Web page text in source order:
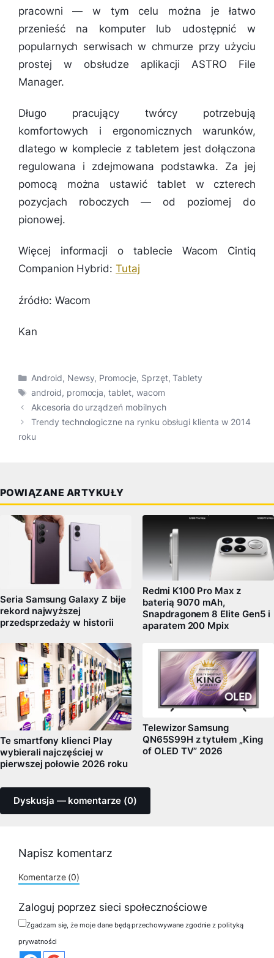
pracowni — w tym celu można je łatwo
przenieść na komputer lub udostępnić w
popularnych serwisach w chmurze przy użyciu
prostej w obsłudze aplikacji ASTRO File
Manager.
Długo pracujący twórcy potrzebują
komfortowych i ergonomicznych warunków,
dlatego w komplecie z tabletem jest dołączona
regulowana i zdejmowana podstawka. Za jej
pomocą można ustawić tablet w czterech
pozycjach roboczych — od poziomej do
pionowej.
Więcej informacji o tablecie Wacom Cintiq
Companion Hybrid:Tutaj
źródło: Wacom
Kan
Kategorie
Android, Newsy, Promocje, Sprzęt,Tablety
Tagi
android, promocja,tablet, wacom
Akcesoria do urządzeń mobilnych
Trendy technologiczne na rynku obsługi klienta w 2014
roku
POWIĄZANE ARTYKUŁY
Seria Samsung Galaxy Z bije
rekord najwyższej
przedsprzedaży w historii
Redmi K100 Pro Max z
baterią 9070 mAh,
Snapdragonem 8 Elite Gen5 i
aparatem 200 Mpix
Te smartfony klienci Play
wybierali najczęściej w
pierwszej połowie 2026 roku
Telewizor Samsung
QN65S99H z tytułem „King
of OLED TV” 2026
Dyskusja — komentarze (0)
Napisz komentarz
Komentarze (0)
Zaloguj poprzez sieci społecznościowe
Zgadzam się, że moje dane będą przechowywane zgodnie z polityką
prywatności